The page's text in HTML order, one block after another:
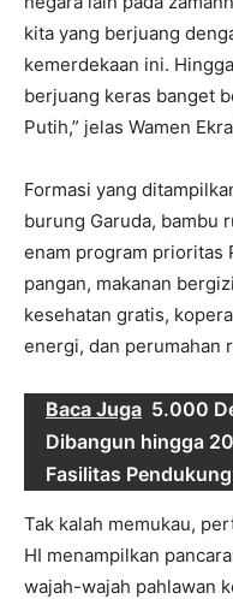
kita yang berjuang
kemerdekaan ini.
berjuang keras banget
Putih,” jelas Wamen
Formasi yang
burung Garuda, bambu
enam program prioritas
pangan, makanan
kesehatan gratis,
energi, dan perumahan
Baca Juga 5.000
Dibangun hingga
Fasilitas
Tak kalah memukau,
HI menampilkan
wajah-wajah pahlawan